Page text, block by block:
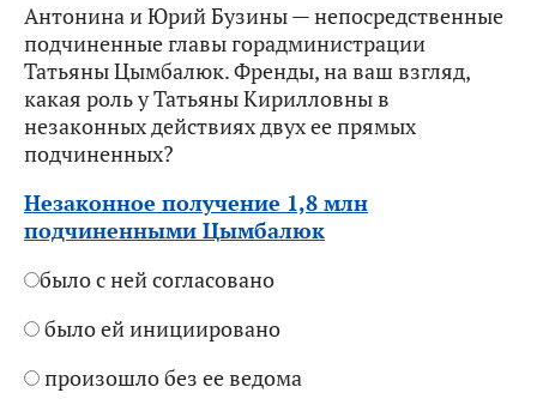
Антонина и Юрий Бузины — непосредственные
подчиненные главы горадминистрации
Татьяны Цымбалюк. Френды, на ваш взгляд,
какая роль у Татьяны Кирилловны в
незаконных действиях двух ее прямых
подчиненных?
Незаконное получение 1,8 млн
подчиненными Цымбалюк
было с ней согласовано
было ей инициировано
произошло без ее ведома